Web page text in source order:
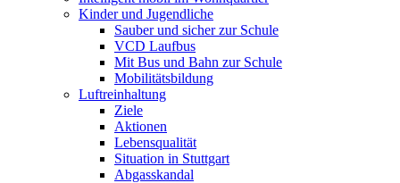
Kinder und Jugendliche
Sauber und sicher zur Schule
VCD Laufbus
Mit Bus und Bahn zur Schule
Mobilitätsbildung
Luftreinhaltung
Ziele
Aktionen
Lebensqualität
Situation in Stuttgart
Abgasskandal